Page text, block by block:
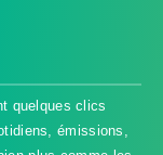
quelques clics
émissions,